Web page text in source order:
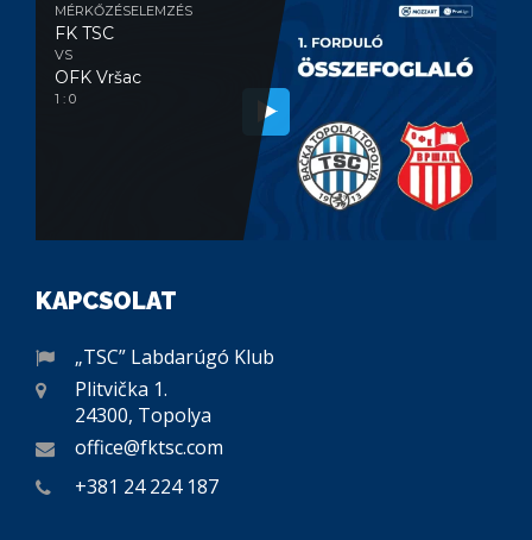
MÉRKŐZÉSELEMZÉS
FK TSC
VS
OFK Vršac
1 : 0
KAPCSOLAT
„TSC” Labdarúgó Klub
Plitvička 1.
24300, Topolya
office@fktsc.com
+381 24 224 187